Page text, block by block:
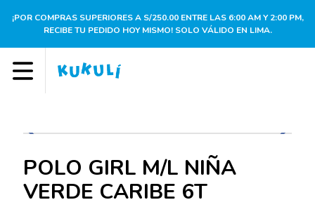
¡POR COMPRAS SUPERIORES A S/250.00 ENTRE LAS 6:00 AM Y 2:00 PM,
RECIBE TU PEDIDO HOY MISMO! SOLO VÁLIDO EN LIMA.
POLO GIRL M/L NIÑA
VERDE CARIBE 6T